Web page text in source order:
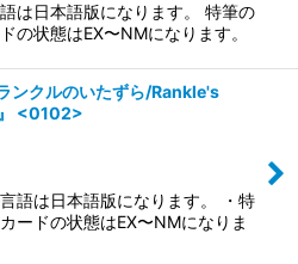
は日本語版になります。 特筆の
の状態はEX〜NMになります。
ンクルのいたずら/Rankle's
<0102>
語は日本語版になります。 ・特
ードの状態はEX〜NMになりま